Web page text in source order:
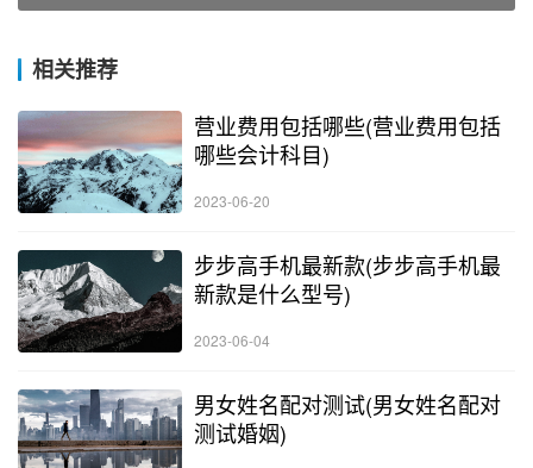
相关推荐
营业费用包括哪些(营业费用包括
哪些会计科目)
2023-06-20
步步高手机最新款(步步高手机最
新款是什么型号)
2023-06-04
男女姓名配对测试(男女姓名配对
测试婚姻)